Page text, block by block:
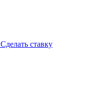
Сделать ставку